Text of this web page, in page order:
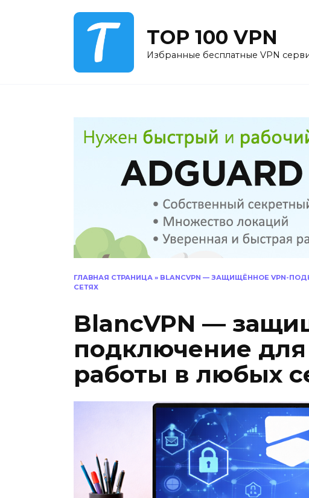
TOP 100 VPN
Избранные бесплатные VPN
ГЛАВНАЯ СТРАНИЦА » BLANCVPN — ЗАЩИЩЁННОЕ VPN-
СЕТЯХ
BlancVPN —
подключение
работы в любых